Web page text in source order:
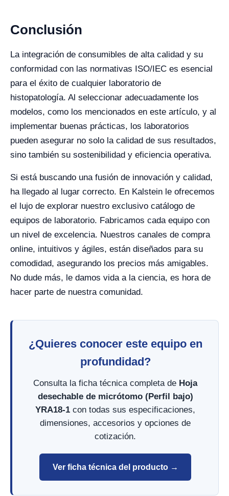
Conclusión
La integración de consumibles de alta calidad y su
conformidad con las normativas ISO/IEC es esencial
para el éxito de cualquier laboratorio de
histopatología. Al seleccionar adecuadamente los
modelos, como los mencionados en este artículo, y al
implementar buenas prácticas, los laboratorios
pueden asegurar no solo la calidad de sus resultados,
sino también su sostenibilidad y eficiencia operativa.
Si está buscando una fusión de innovación y calidad,
ha llegado al lugar correcto. En Kalstein le ofrecemos
el lujo de explorar nuestro exclusivo catálogo de
equipos de laboratorio. Fabricamos cada equipo con
un nivel de excelencia. Nuestros canales de compra
online, intuitivos y ágiles, están diseñados para su
comodidad, asegurando los precios más amigables.
No dude más, le damos vida a la ciencia, es hora de
hacer parte de nuestra comunidad.
¿Quieres conocer este equipo en
profundidad?
Consulta la ficha técnica completa de Hoja
desechable de micrótomo (Perfil bajo)
YRA18-1 con todas sus especificaciones,
dimensiones, accesorios y opciones de
cotización.
Ver ficha técnica del producto →